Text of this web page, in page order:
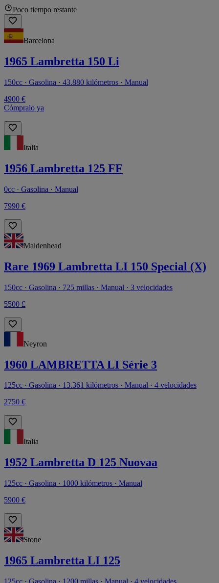
Poco tiempo restante
Barcelona
1965 Lambretta 150 Li
150cc · Gasolina · 43.880 kilómetros · Manual
4900 €
Cómpralo ya
Italia
1956 Lambretta 125 FF
0cc · Gasolina · Manual
7990 €
Maidenhead
Rare 1969 Lambretta LI 150 Special (X)
150cc · Gasolina · 725 millas · Manual · 3 velocidades
5500 £
Neyron
1960 LAMBRETTA LI Série 3
125cc · Gasolina · 13.361 kilómetros · Manual · 4 velocidades
2750 €
Italia
1952 Lambretta D 125 Nuovaa
125cc · Gasolina · 1000 kilómetros · Manual
5900 €
Stone
1965 Lambretta LI 125
125cc · Gasolina · 1200 millas · Manual · 4 velocidades